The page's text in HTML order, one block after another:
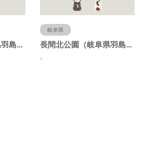
蜂尻西公園（岐阜県羽島市）
岐阜県
長間北公園（岐阜県羽島市）
-